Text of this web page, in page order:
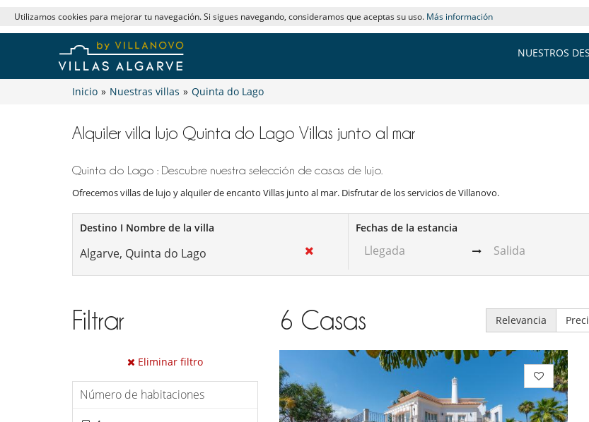
Utilizamos cookies para mejorar tu navegación. Si sigues navegando, consideramos que aceptas su uso. Más información
NUESTROS
Inicio » Nuestras villas » Quinta do Lago
Alquiler villa lujo Quinta do Lago Villas junto al mar
Quinta do Lago : Descubre nuestra selección de casas de lujo.
Ofrecemos villas de lujo y alquiler de encanto Villas junto al mar. Disfrutar de los servicios de Villanovo.
Destino I Nombre de la villa Fechas de la estancia
Filtrar
Eliminar filtro
Número de habitaciones
6 Casas Relevancia